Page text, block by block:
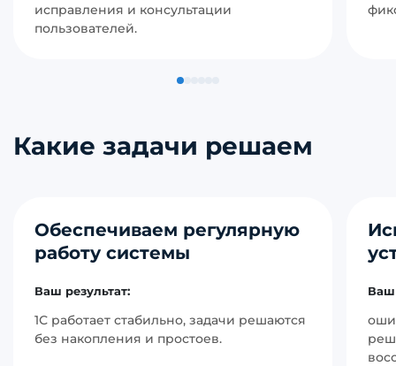
исправления и консультации
пользователей.
Какие задачи решаем
Обеспечиваем регулярную
работу системы
Ваш результат:
1С работает стабильно, задачи решаются
без накопления и простоев.
Ваш